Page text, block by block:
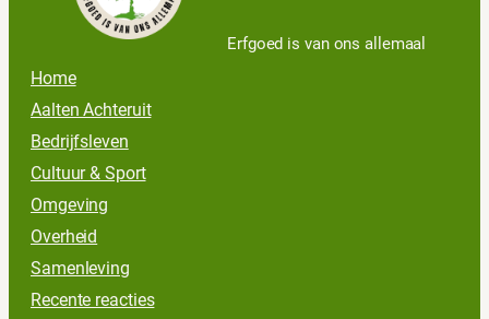
Erfgoed is van ons allemaal
Home
Aalten Achteruit
Bedrijfsleven
Cultuur & Sport
Omgeving
Overheid
Samenleving
Recente reacties